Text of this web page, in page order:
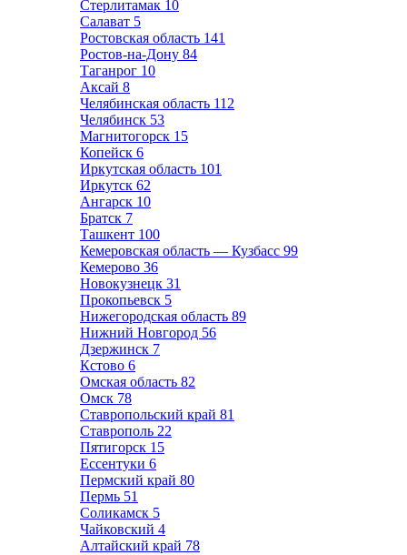
Стерлитамак 10
Салават 5
Ростовская область 141
Ростов-на-Дону 84
Таганрог 10
Аксай 8
Челябинская область 112
Челябинск 53
Магнитогорск 15
Копейск 6
Иркутская область 101
Иркутск 62
Ангарск 10
Братск 7
Ташкент 100
Кемеровская область — Кузбасс 99
Кемерово 36
Новокузнецк 31
Прокопьевск 5
Нижегородская область 89
Нижний Новгород 56
Дзержинск 7
Кстово 6
Омская область 82
Омск 78
Ставропольский край 81
Ставрополь 22
Пятигорск 15
Ессентуки 6
Пермский край 80
Пермь 51
Соликамск 5
Чайковский 4
Алтайский край 78